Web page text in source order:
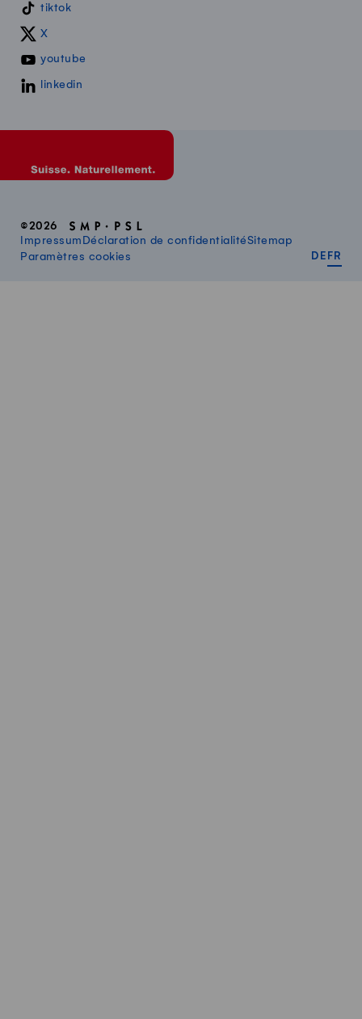
tiktok
X
youtube
linkedin
©2026
Impressum Déclaration de confidentialitéSitemap
Paramètres cookies
DE FR